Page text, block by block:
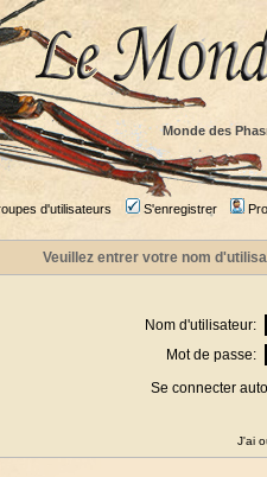
Monde des
d'utilisateurs S'enregistrer
Veuillez entrer votre nom
Nom d'utilisateur:
Mot de passe:
Se connecter
J'ai